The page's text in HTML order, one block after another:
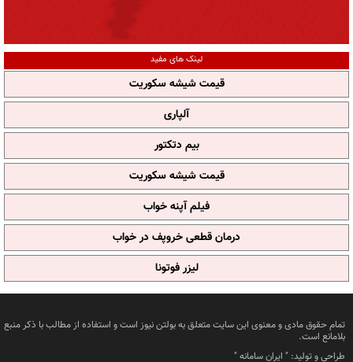
لینک های مفید
قیمت شیشه سکوریت
آلپاری
بیم دتکتور
قیمت شیشه سکوریت
فیلم آپنه خواب
درمان قطعی خروپف در خواب
لیزر فوتونا
تمام حقوق مادی و معنوی این سایت متعلق به بولتن نیوز است و استفاده از مطالب با ذکر منبع
بلامانع است.
طراحی و تولید: " ایران سامانه"